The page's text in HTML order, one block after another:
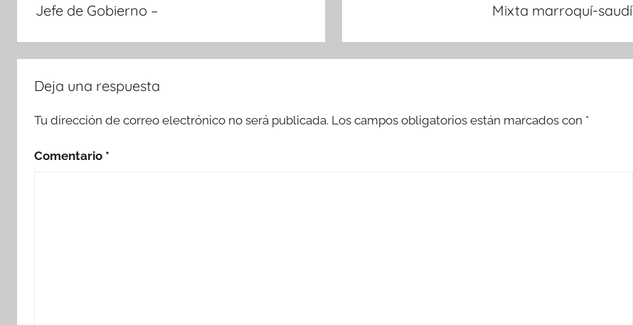
Jefe de Gobierno –
Mixta marroquí-saudí
Deja una respuesta
Tu dirección de correo electrónico no será publicada. Los campos obligatorios están marcados con *
Comentario *